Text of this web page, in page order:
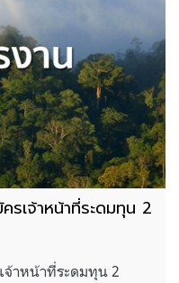
รเจ้าหน้าที่ระดมทุน 2
จ้าหน้าที่ระดมทุน 2